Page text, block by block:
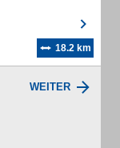
18.2 km
WEITER